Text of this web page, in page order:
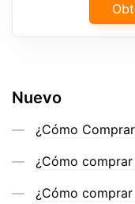
Nuevo
¿Cómo
¿Cómo
¿Cómo comprar